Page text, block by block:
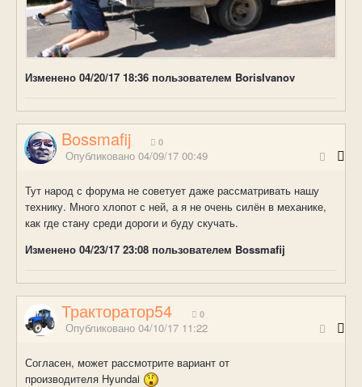
Изменено 04/20/17 18:36 пользователем BorisIvanov
Bossmafij 0
Опубликовано 04/09/17 00:49
Тут народ с форума не советует даже рассматривать нашу
технику. Много хлопот с ней, а я не очень силён в механике,
как где стану среди дороги и буду скучать.
Изменено 04/23/17 23:08 пользователем Bossmafij
Тракторатор54 0
Опубликовано 04/10/17 11:22
Согласен, может рассмотрите вариант от
производителя Hyundai